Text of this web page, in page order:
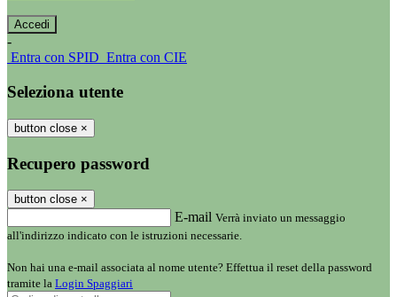
-
Entra con SPID Entra con CIE
Seleziona utente
button close ×
Recupero password
button close ×
E-mail Verrà inviato un messaggio
all'indirizzo indicato con le istruzioni necessarie.
Non hai una e-mail associata al nome utente? Effettua il reset della password
tramite la Login Spaggiari